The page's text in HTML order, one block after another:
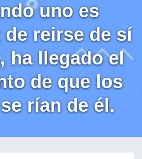
uno es
de reirse de sí
ha llegado el
de que los
rían de él.